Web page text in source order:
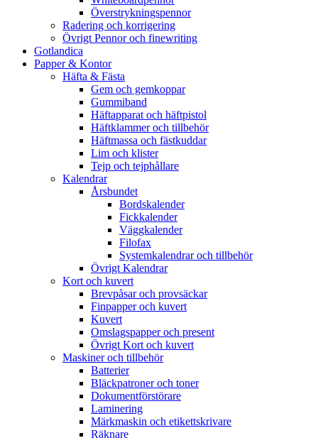
Överstrykningspennor
Radering och korrigering
Övrigt Pennor och finewriting
Gotlandica
Papper & Kontor
Häfta & Fästa
Gem och gemkoppar
Gummiband
Häftapparat och häftpistol
Häftklammer och tillbehör
Häftmassa och fästkuddar
Lim och klister
Tejp och tejphållare
Kalendrar
Årsbundet
Bordskalender
Fickkalender
Väggkalender
Filofax
Systemkalendrar och tillbehör
Övrigt Kalendrar
Kort och kuvert
Brevpåsar och provsäckar
Finpapper och kuvert
Kuvert
Omslagspapper och present
Övrigt Kort och kuvert
Maskiner och tillbehör
Batterier
Bläckpatroner och toner
Dokumentförstörare
Laminering
Märkmaskin och etikettskrivare
Räknare